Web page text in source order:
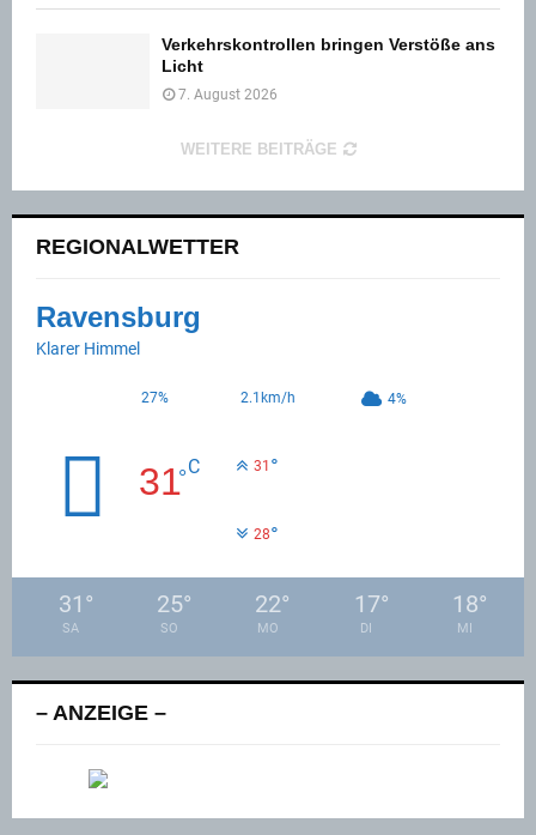
Verkehrskontrollen bringen Verstöße ans
Licht
7. August 2026
WEITERE BEITRÄGE
REGIONALWETTER
Ravensburg
Klarer Himmel
27% 2.1km/h 4%
31°C 31 °
28°
31 °
SA
25°
SO
22°
MO
17°
DI
18°
MI
– ANZEIGE –